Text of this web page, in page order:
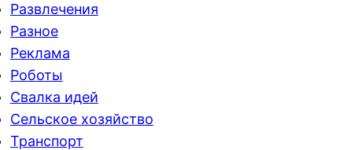
Развлечения
Разное
Реклама
Роботы
Свалка идей
Сельское хозяйство
Транспорт